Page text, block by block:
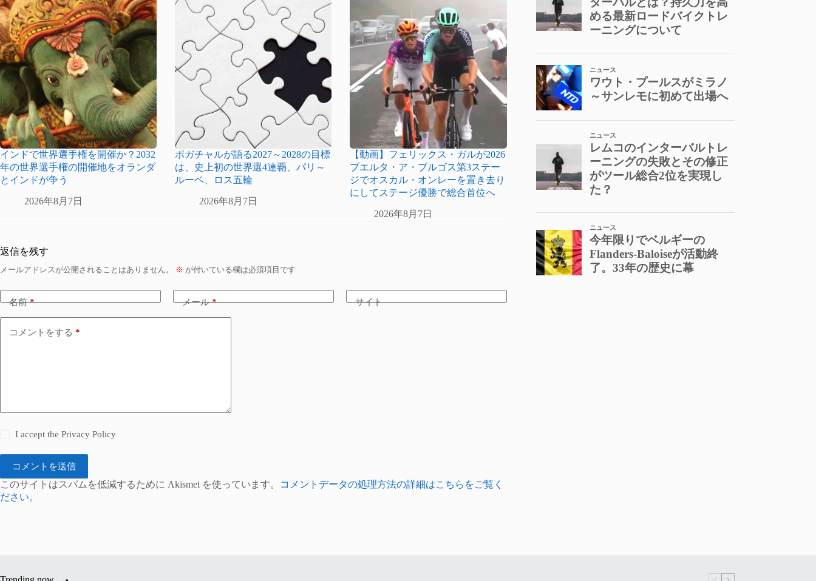
インドで世界選手権を開催か？2032
年の世界選手権の開催地をオランダ
とインドが争う
2026年8月7日
ポガチャルが語る2027～2028の目標
は、史上初の世界選4連覇、パリ～
ルーベ、ロス五輪
2026年8月7日
【動画】フェリックス・ガルが2026
ブエルタ・ア・ブルゴス第3ステー
ジでオスカル・オンレーを置き去り
にしてステージ優勝で総合首位へ
2026年8月7日
返信を残す
メールアドレスが公開されることはありません。 ※ が付いている欄は必須項目です
名前* メール* サイト
コメントをする *
I accept thePrivacy Policy
コメントを送信
このサイトはスパムを低減するために Akismet を使っています。
コメントデータの処理方法の詳細はこちらをご覧く
ださい。